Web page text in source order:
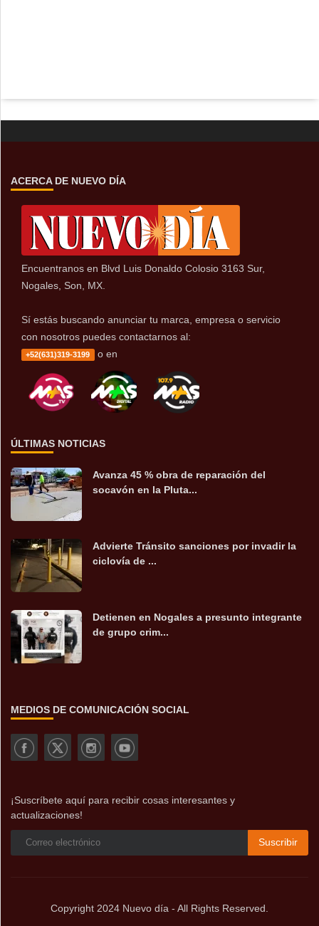
ACERCA DE NUEVO DÍA
Encuentranos en Blvd Luis Donaldo Colosio 3163 Sur,
Nogales, Son, MX.
Sí estás buscando anunciar tu marca, empresa o servicio
con nosotros puedes contactarnos al:
+52(631)319-3199 o en
ÚLTIMAS NOTICIAS
Avanza 45 % obra de reparación del
socavón en la Pluta...
Advierte Tránsito sanciones por invadir la
ciclovía de ...
Detienen en Nogales a presunto integrante
de grupo crim...
MEDIOS DE COMUNICACIÓN SOCIAL
¡Suscríbete aquí para recibir cosas interesantes y
actualizaciones!
Suscribir
Copyright 2024 Nuevo día - All Rights Reserved.